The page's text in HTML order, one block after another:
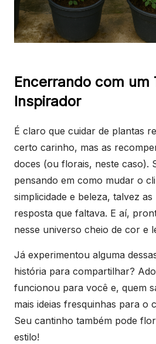
Encerrando com um
Inspirador
É claro que cuidar de plantas
certo carinho, mas as
doces (ou florais, neste caso).
pensando em como mudar o
simplicidade e beleza, talvez
resposta que faltava. E aí,
nesse universo cheio de cor e
Já experimentou alguma
história para compartilhar?
funcionou para você e, quem
mais ideias fresquinhas para o
Seu cantinho também pode
estilo!